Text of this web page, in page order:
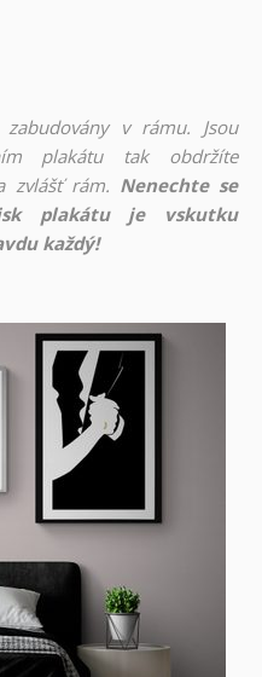
v rámu. Jsou
plakátu tak obdržíte
zvlášť rám. Nenechte se
plakátu je vskutku
každý!